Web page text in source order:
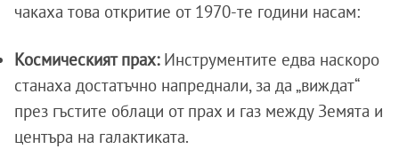
чакаха това откритие от 1970-те години насам:
Космическият прах:Инструментите едва наскоро
станаха достатъчно напреднали, за да „виждат“
през гъстите облаци от прах и газ между Земята и
центъра на галактиката.